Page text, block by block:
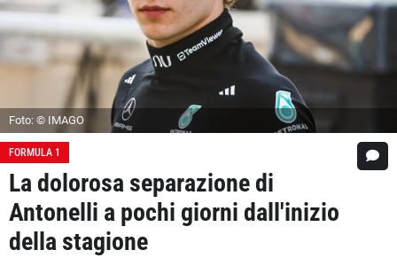
Foto: © IMAGO
FORMULA 1
La dolorosa separazione di
Antonelli a pochi giorni dall'inizio
della stagione